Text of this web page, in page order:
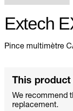
Extech
Pince multimètre
This
We recommend
replacement.